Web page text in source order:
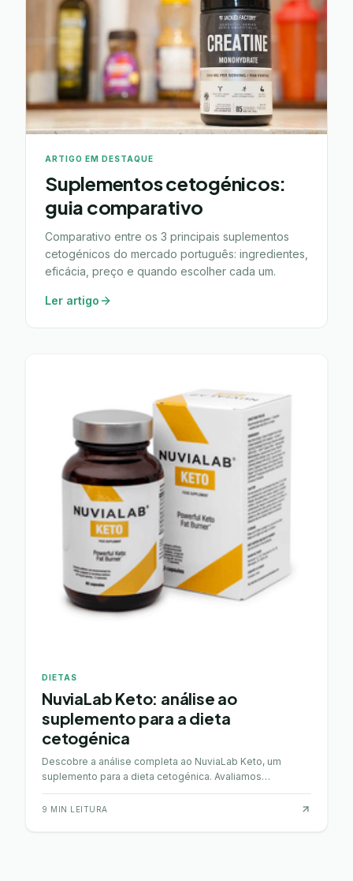
ARTIGO EM DESTAQUE
Suplementos cetogénicos:
guia comparativo
Comparativo entre os 3 principais suplementos
cetogénicos do mercado português: ingredientes,
eficácia, preço e quando escolher cada um.
Ler artigo
DIETAS
NuviaLab Keto: análise ao
suplemento para a dieta
cetogénica
Descobre a análise completa ao NuviaLab Keto, um
suplemento para a dieta cetogénica. Avaliamos
ingredientes, evidência, comparamos e mostramos onde
comprar.
9 MIN LEITURA